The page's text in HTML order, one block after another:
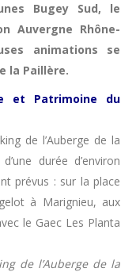
Bugey Sud, le
Auvergne Rhône-
animations se
la Paillère.
et Patrimoine du
de l’Auberge de la
durée d’environ
prévus : sur la place
à Marignieu, aux
le Gaec Les Planta
de l’Auberge de la